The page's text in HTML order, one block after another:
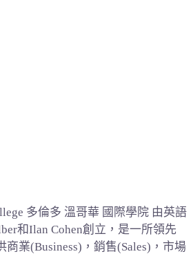
多倫多 溫哥華 國際學院 由英語
和Ilan Cohen創立，是一所領先
業(Business)，銷售(Sales)，市場